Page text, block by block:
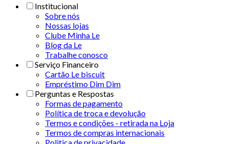
Institucional
Sobre nós
Nossas lojas
Clube Minha Le
Blog da Le
Trabalhe conosco
Serviço Financeiro
Cartão Le biscuit
Empréstimo Dim Dim
Perguntas e Respostas
Formas de pagamento
Política de troca e devolução
Termos e condições - retirada na Loja
Termos de compras internacionais